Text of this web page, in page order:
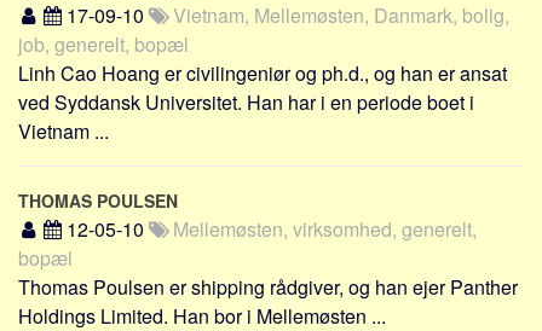
17-09-10
Vietnam, Mellemøsten, Danmark, bolig,
job, generelt, bopæl
Linh Cao Hoang er civilingeniør og ph.d., og han er ansat
ved Syddansk Universitet. Han har i en periode boet i
Vietnam ...
THOMAS POULSEN
12-05-10
Mellemøsten, virksomhed, generelt,
bopæl
Thomas Poulsen er shipping rådgiver, og han ejer Panther
Holdings Limited. Han bor i Mellemøsten ...